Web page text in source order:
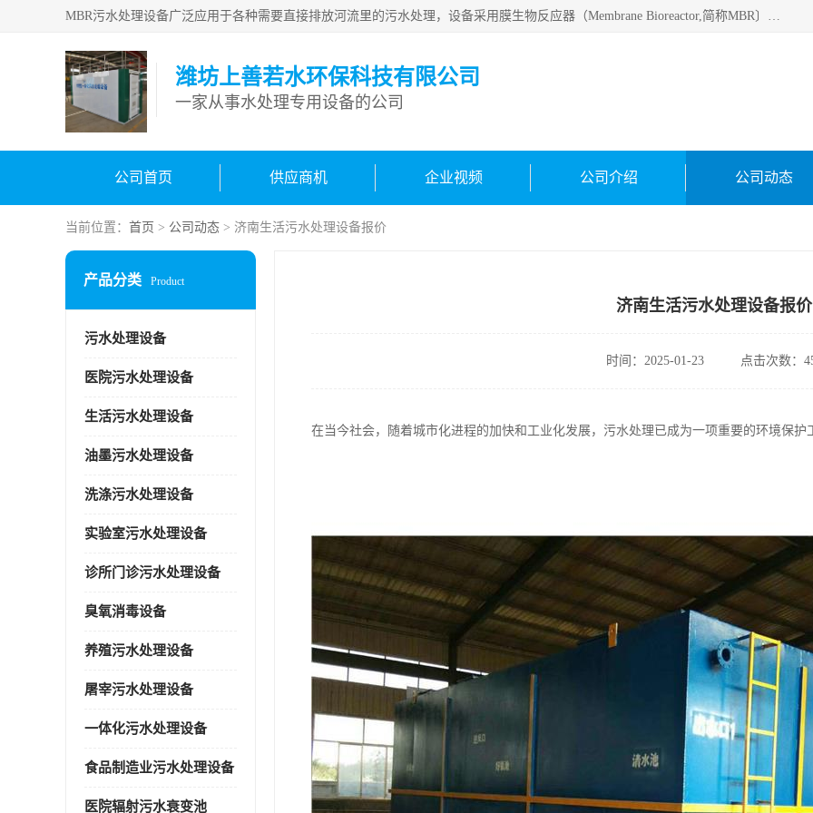
MBR污水处理设备广泛应用于各种需要直接排放河流里的污水处理，设备采用膜生物反应器（Membrane Bioreactor,简称MBR〕技术，取代了传统工艺中的二沉池，它可以*地进行固液分离，得到直接使用的稳定中水，又可在生物池内维持高浓度的微生物量，工艺剩余污泥少，极有效地去除氨氮，出水悬浮物和浊度接近于零，出水中细菌和病毒被大幅度去除，能耗低，占地面积小。
潍坊上善若水环保科技有限公司
一家从事水处理专用设备的公司
公司首页 供应商机 企业视频 公司介绍 公司动态
当前位置： 首页 > 公司动态 > 济南生活污水处理设备报价
产品分类 Product
污水处理设备
医院污水处理设备
生活污水处理设备
油墨污水处理设备
洗涤污水处理设备
实验室污水处理设备
诊所门诊污水处理设备
臭氧消毒设备
养殖污水处理设备
屠宰污水处理设备
一体化污水处理设备
食品制造业污水处理设备
医院辐射污水衰变池
济南生活污水处理设备报价
时间：2025-01-23 点击次数：
在当今社会，随着城市化进程的加快和工业化发展，污水处理已成为一项重要的环境保护